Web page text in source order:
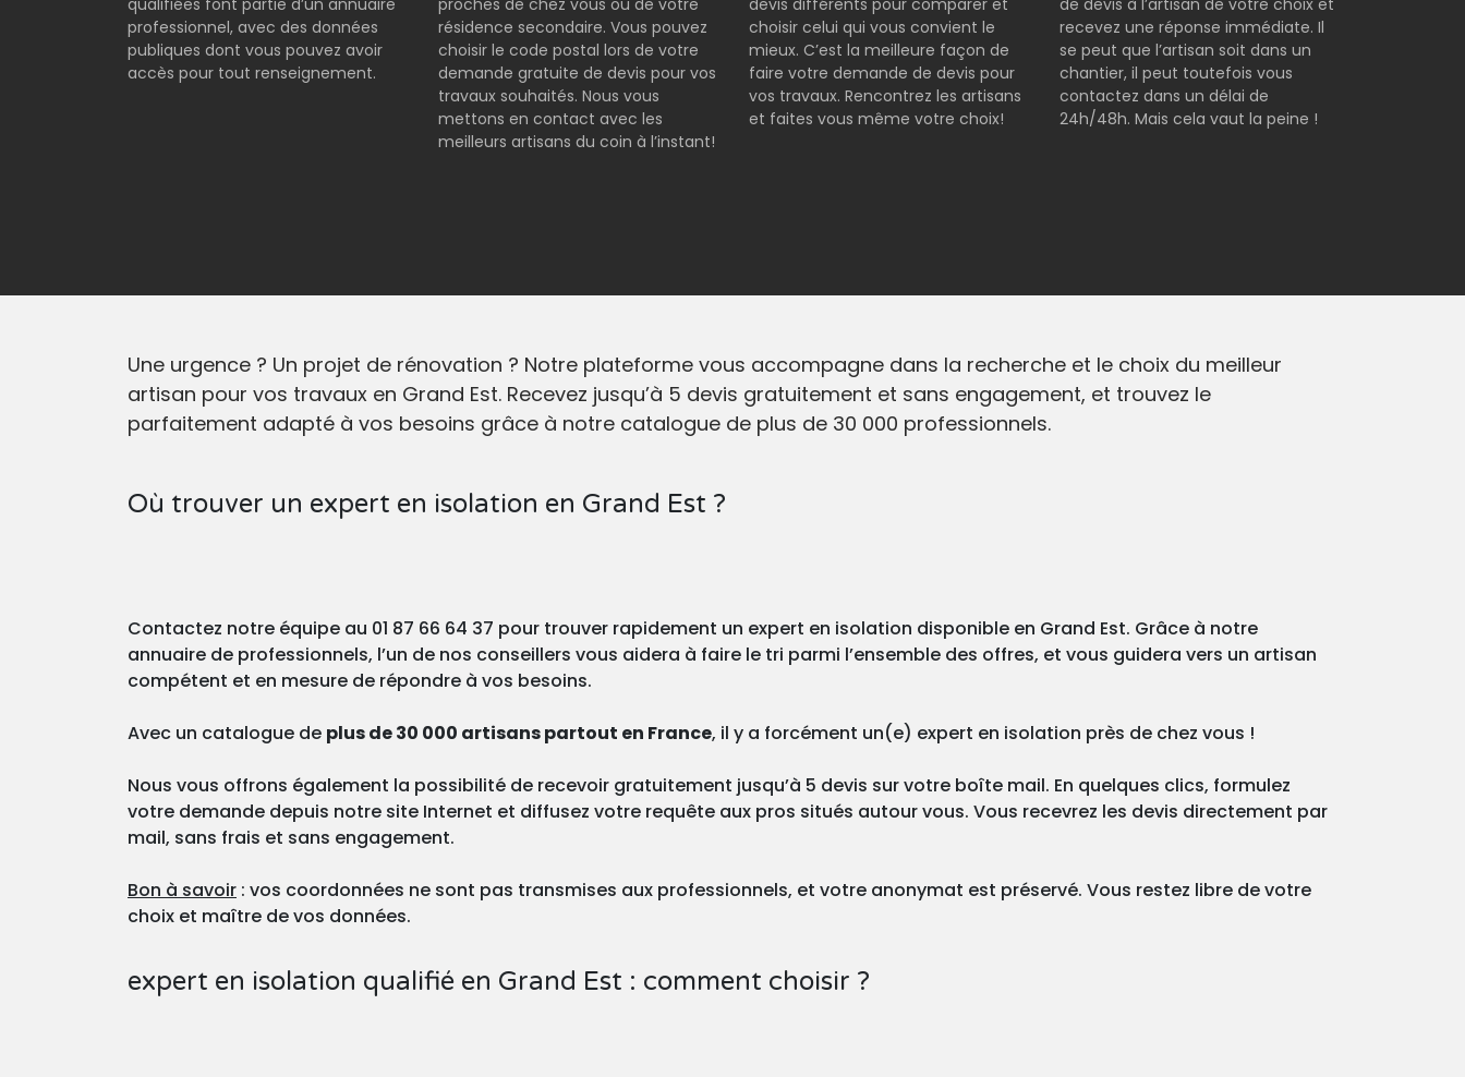
qualifiées font partie d’un annuaire
professionnel, avec des données
publiques dont vous pouvez avoir
accès pour tout renseignement.
proches de chez vous ou de votre
résidence secondaire. Vous pouvez
choisir le code postal lors de votre
demande gratuite de devis pour vos
travaux souhaités. Nous vous
mettons en contact avec les
meilleurs artisans du coin à l’instant!
devis différents pour comparer et
choisir celui qui vous convient le
mieux. C’est la meilleure façon de
faire votre demande de devis pour
vos travaux. Rencontrez les artisans
et faites vous même votre choix!
de devis à l’artisan de votre choix et
recevez une réponse immédiate. Il
se peut que l’artisan soit dans un
chantier, il peut toutefois vous
contactez dans un délai de
24h/48h. Mais cela vaut la peine !
Une urgence ? Un projet de rénovation ? Notre plateforme vous accompagne dans la recherche et le choix du meilleur
artisan pour vos travaux en Grand Est. Recevez jusqu’à 5 devis gratuitement et sans engagement, et trouvez le
parfaitement adapté à vos besoins grâce à notre catalogue de plus de 30 000 professionnels.
Où trouver un expert en isolation en Grand Est ?
Contactez notre équipe au 01 87 66 64 37 pour trouver rapidement un expert en isolation disponible en Grand Est. Grâce à notre
annuaire de professionnels, l’un de nos conseillers vous aidera à faire le tri parmi l’ensemble des offres, et vous guidera vers un artisan
compétent et en mesure de répondre à vos besoins.
Avec un catalogue de plus de 30 000 artisans partout en France, il y a forcément un(e) expert en isolation près de chez vous !
Nous vous offrons également la possibilité de recevoir gratuitement jusqu’à 5 devis sur votre boîte mail. En quelques clics, formulez
votre demande depuis notre site Internet et diffusez votre requête aux pros situés autour vous. Vous recevrez les devis directement par
mail, sans frais et sans engagement.
Bon à savoir : vos coordonnées ne sont pas transmises aux professionnels, et votre anonymat est préservé. Vous restez libre de votre
choix et maître de vos données.
expert en isolation qualifié en Grand Est : comment choisir ?